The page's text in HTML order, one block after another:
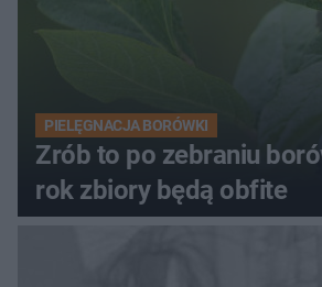
PIELĘGNACJA BORÓWKI
Zrób to po zebraniu
rok zbiory będą obfite